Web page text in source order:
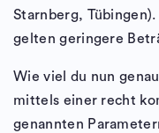
Starnberg,
gelten geringere
Wie viel du nun
mittels einer recht
genannten